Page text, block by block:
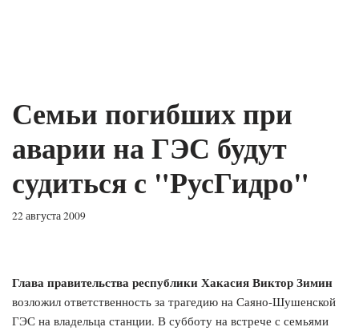
Семьи погибших при
аварии на ГЭС будут
судиться с "РусГидро"
22 августа 2009
Глава правительства республики Хакасия Виктор Зимин
возложил ответственность за трагедию на Саяно-Шушенской
ГЭС на владельца станции. В субботу на встрече с семьями